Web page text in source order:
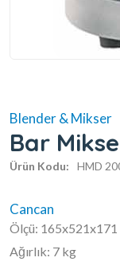
Blender & Mikser
Bar
Ürün Kodu: HMD
Cancan
Ölçü: 165x521x171
Ağırlık: 7 kg